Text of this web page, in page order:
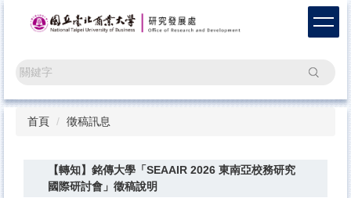
區
搜尋
首頁 徵稿訊息
【轉知】銘傳大學「SEAAIR 2026 東南亞校務研究
國際研討會」徵稿說明